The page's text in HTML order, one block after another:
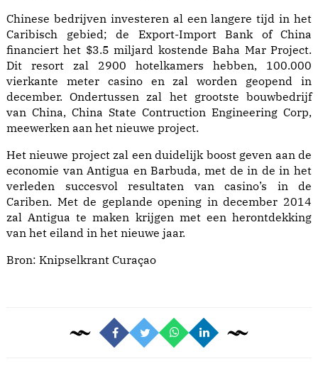
Chinese bedrijven investeren al een langere tijd in het
Caribisch gebied; de Export-Import Bank of China
financiert het $3.5 miljard kostende Baha Mar Project.
Dit resort zal 2900 hotelkamers hebben, 100.000
vierkante meter casino en zal worden geopend in
december. Ondertussen zal het grootste bouwbedrijf
van China, China State Contruction Engineering Corp,
meewerken aan het nieuwe project.
Het nieuwe project zal een duidelijk boost geven aan de
economie van Antigua en Barbuda, met de in de in het
verleden succesvol resultaten van casino’s in de
Cariben. Met de geplande opening in december 2014
zal Antigua te maken krijgen met een herontdekking
van het eiland in het nieuwe jaar.
Bron: Knipselkrant Curaçao